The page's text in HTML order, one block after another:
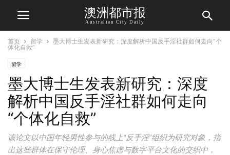
澳洲都市报
Australian City Daily
首页 留学
墨大博士生发表新研究：深度解析中国反手淫社群如何走向“个
体化自救”
留学
墨大博士生发表新研究：深度
解析中国反手淫社群如何走向
“个体化自救”
该论文以中国年轻男性参与的线上“反手淫”组织为研究对象，指
出这些群体在保守伦理、身心焦虑与数字平台文化的交织中，